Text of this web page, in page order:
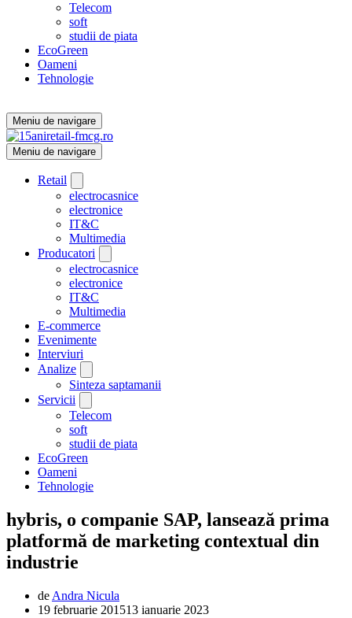
Telecom
soft
studii de piata
EcoGreen
Oameni
Tehnologie
Meniu de navigare
Meniu de navigare
Retail
electrocasnice
electronice
IT&C
Multimedia
Producatori
electrocasnice
electronice
IT&C
Multimedia
E-commerce
Evenimente
Interviuri
Analize
Sinteza saptamanii
Servicii
Telecom
soft
studii de piata
EcoGreen
Oameni
Tehnologie
hybris, o companie SAP, lansează prima
platformă de marketing contextual din
industrie
de Andra Nicula
19 februarie 201513 ianuarie 2023